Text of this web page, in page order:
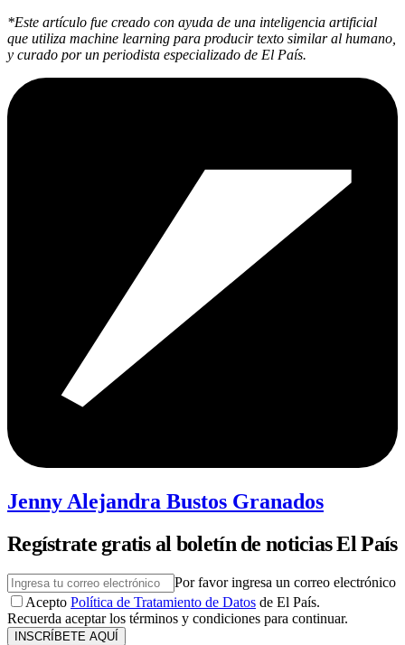
*Este artículo fue creado con ayuda de una inteligencia artificial
que utiliza machine learning para producir texto similar al humano,
y curado por un periodista especializado de El País.
Jenny Alejandra Bustos Granados
Regístrate gratis al boletín de noticias El País
Por favor ingresa un correo electrónico
Acepto Política de Tratamiento de Datos de El País.
Recuerda aceptar los términos y condiciones para continuar.
INSCRÍBETE AQUÍ